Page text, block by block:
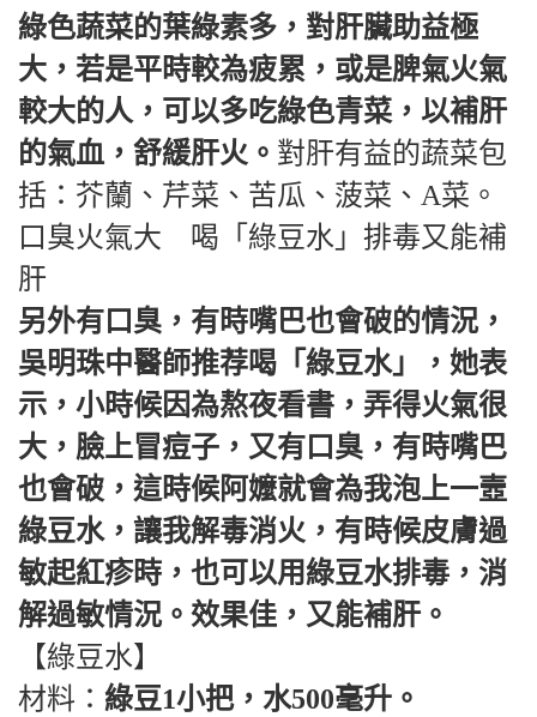
綠色蔬菜的葉綠素多，對肝臟助益極
大，若是平時較為疲累，或是脾氣火氣
較大的人，可以多吃綠色青菜，以補肝
的氣血，舒緩肝火。 對肝有益的蔬菜包
括：芥蘭、芹菜、苦瓜、菠菜、A菜。
口臭火氣大 喝「綠豆水」排毒又能補
肝
另外有口臭，有時嘴巴也會破的情況，
吳明珠中醫師推荐喝「綠豆水」，她表
示，小時候因為熬夜看書，弄得火氣很
大，臉上冒痘子，又有口臭，有時嘴巴
也會破，這時候阿嬤就會為我泡上一壼
綠豆水，讓我解毒消火，有時候皮膚過
敏起紅疹時，也可以用綠豆水排毒，消
解過敏情況。效果佳，又能補肝。
【綠豆水】
材料： 綠豆1小把，水500毫升。